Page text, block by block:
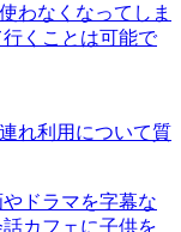
わなくなってしま
くことは可能で
れ利用について質
ドラマを字幕な
カフェに子供を